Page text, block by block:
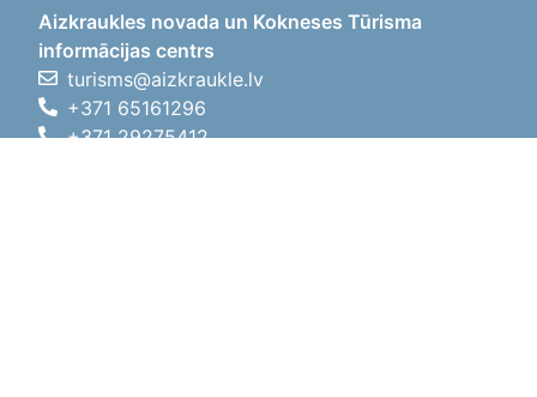
Aizkraukles novada un Kokneses Tūrisma
informācijas centrs
turisms@aizkraukle.lv
+371 65161296
+371 29275412